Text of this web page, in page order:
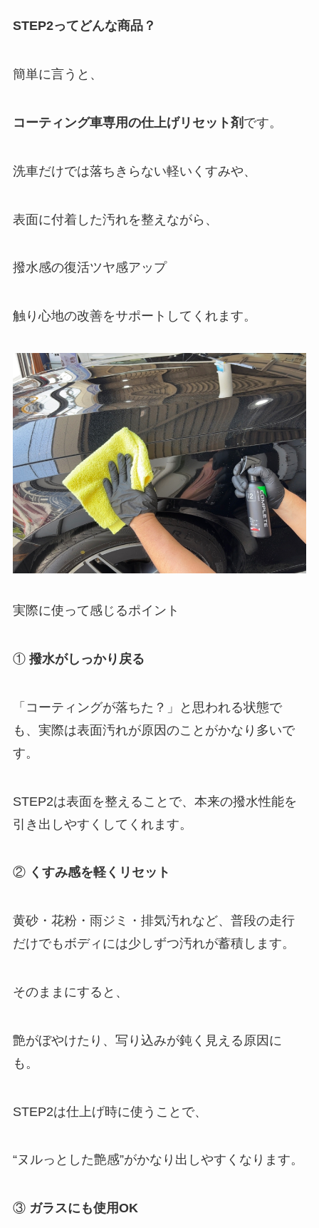
STEP2ってどんな商品？
簡単に言うと、
コーティング車専用の仕上げリセット剤 です。
洗車だけでは落ちきらない軽いくすみや、
表面に付着した汚れを整えながら、
撥水感の復活ツヤ感アップ
触り心地の改善をサポートしてくれます。
実際に使って感じるポイント
①撥水がしっかり戻る
「コーティングが落ちた？」と思われる状態で
も、実際は表面汚れが原因のことがかなり多いで
す。
STEP2は表面を整えることで、本来の撥水性能を
引き出しやすくしてくれます。
②くすみ感を軽くリセット
黄砂・花粉・雨ジミ・排気汚れなど、普段の走行
だけでもボディには少しずつ汚れが蓄積します。
そのままにすると、
艶がぼやけたり、写り込みが鈍く見える原因に
も。
STEP2は仕上げ時に使うことで、
“ヌルっとした艶感”がかなり出しやすくなります。
③ガラスにも使用OK